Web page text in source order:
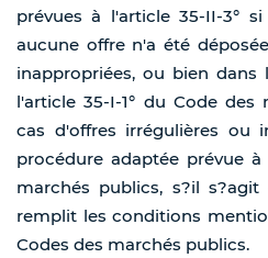
prévues à l'article 35-II-3°
aucune offre n'a été
inappropriées, ou bien dans
l'article 35-I-1° du Code
cas d'offres irrégulières ou
procédure adaptée prévue
marchés publics, s?il
remplit les conditions
Codes des marchés publics.